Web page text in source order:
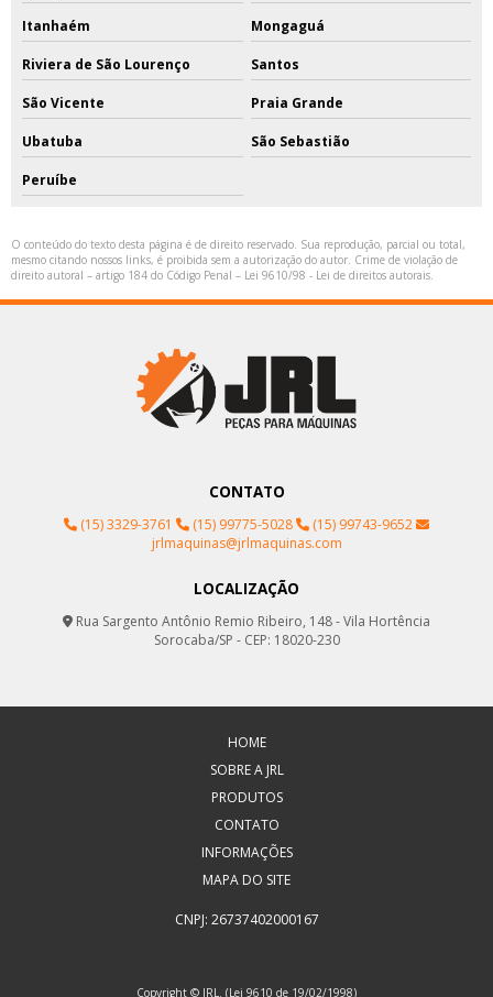
Itanhaém Mongaguá
Riviera de São Lourenço Santos
São Vicente Praia Grande
Ubatuba São Sebastião
Peruíbe
O conteúdo do texto desta página é de direito reservado. Sua reprodução, parcial ou total,
mesmo citando nossos links, é proibida sem a autorização do autor. Crime de violação de
direito autoral – artigo 184 do Código Penal – Lei 9610/98 - Lei de direitos autorais.
CONTATO
(15) 3329-3761 (15) 99775-5028
(15) 99743-9652
jrlmaquinas@jrlmaquinas.com
LOCALIZAÇÃO
Rua Sargento Antônio Remio Ribeiro, 148 - Vila Hortência
Sorocaba/SP - CEP: 18020-230
HOME
SOBRE A JRL
PRODUTOS
CONTATO
INFORMAÇÕES
MAPA DO SITE
CNPJ: 26737402000167
Copyright © JRL. (Lei 9610 de 19/02/1998)